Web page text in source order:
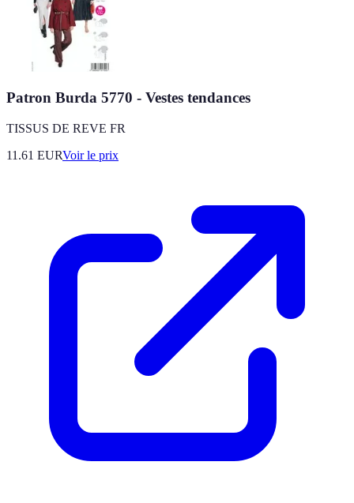
Patron Burda 5770 - Vestes tendances
TISSUS DE REVE FR
11.61 EURVoir le prix